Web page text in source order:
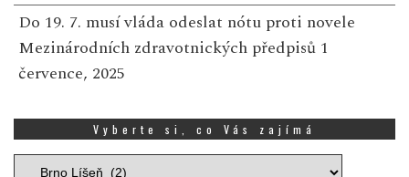
Do 19. 7. musí vláda odeslat nótu proti novele
Mezinárodních zdravotnických předpisů 1
července, 2025
Vyberte si, co Vás zajímá
Vyberte